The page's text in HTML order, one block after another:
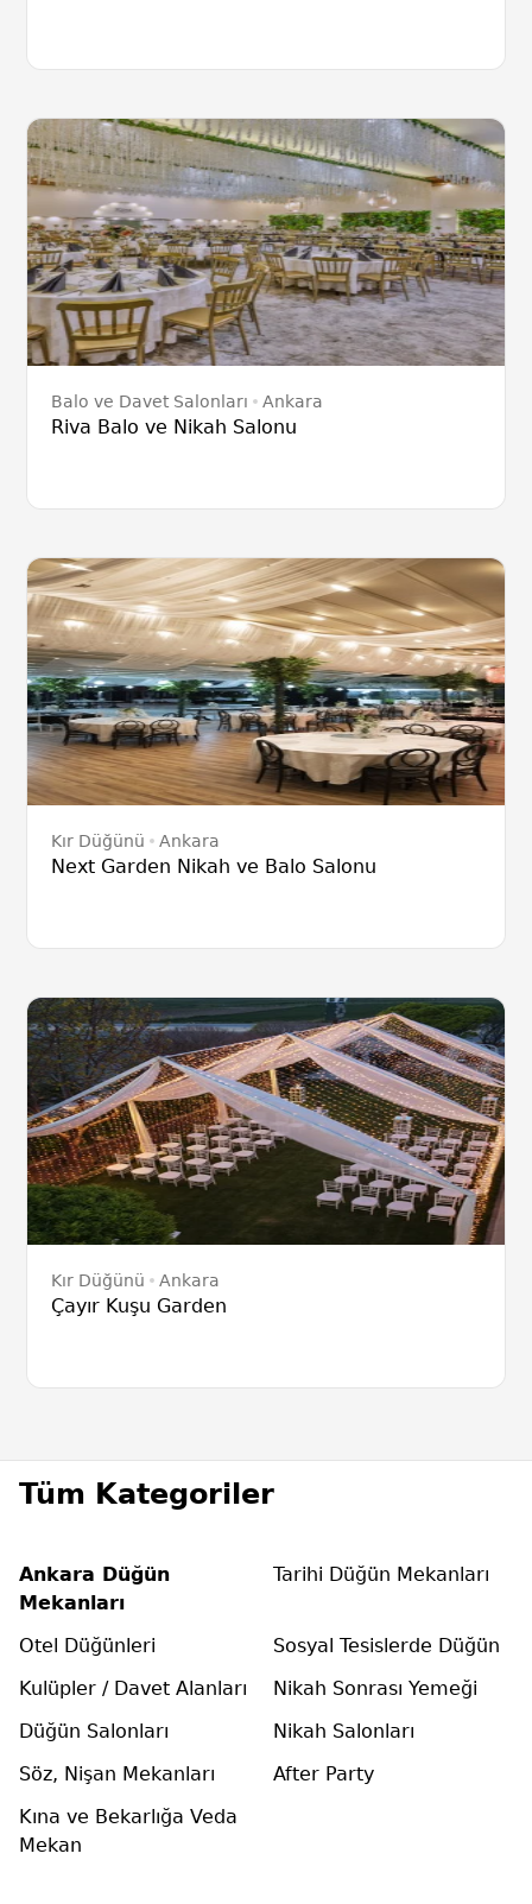
Balo ve Davet Salonları Ankara
Riva Balo ve Nikah Salonu
Kır Düğünü Ankara
Next Garden Nikah ve Balo Salonu
Kır Düğünü Ankara
Çayır Kuşu Garden
Tüm Kategoriler
Ankara Düğün
Mekanları
Tarihi Düğün Mekanları
Otel Düğünleri
Sosyal Tesislerde Düğün
Kulüpler / Davet Alanları
Nikah Sonrası Yemeği
Düğün Salonları
Nikah Salonları
Söz, Nişan Mekanları
After Party
Kına ve Bekarlığa Veda
Mekan